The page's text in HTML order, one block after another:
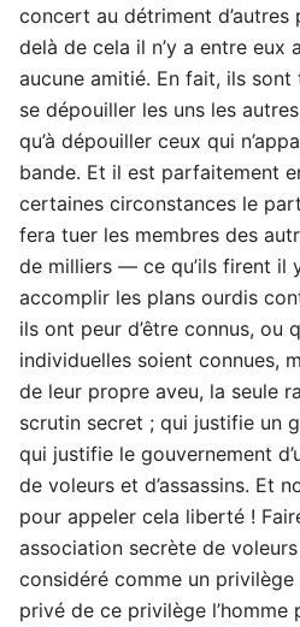
concert au détriment d’autres
delà de cela il n’y a entre eux
aucune amitié. En fait, ils sont
se dépouiller les uns les
qu’à dépouiller ceux qui
bande. Et il est parfaitement
certaines circonstances le
fera tuer les membres des
de milliers — ce qu’ils firent il
accomplir les plans ourdis
ils ont peur d’être connus, ou
individuelles soient connues,
de leur propre aveu, la seule
scrutin secret ; qui justifie un
qui justifie le gouvernement
de voleurs et d’assassins. Et
pour appeler cela liberté !
association secrète de voleurs
considéré comme un privilège
privé de ce privilège l’homme